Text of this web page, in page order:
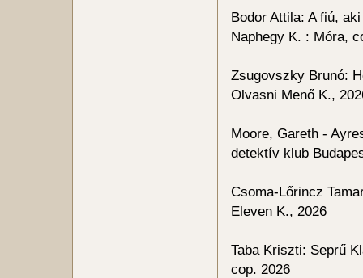
Bodor Attila: A fiú,
Naphegy K. : Móra,
Zsugovszky Brunó:
Olvasni Menő K.,
Moore, Gareth -
detektív klub
Csoma-Lőrincz
Eleven K., 2026
Taba Kriszti: Seprű
cop. 2026